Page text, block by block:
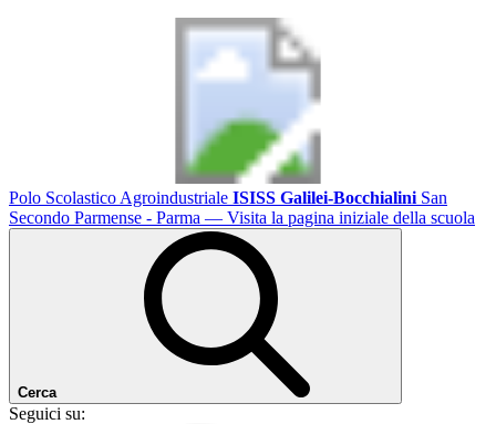
Polo Scolastico Agroindustriale ISISS Galilei-Bocchialini San
Secondo Parmense - Parma — Visita la pagina iniziale della scuola
Cerca
Seguici su: